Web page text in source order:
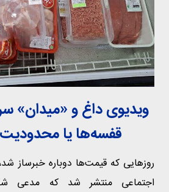
ویدیوی داغ و «میدان»
قفسه‌ها یا محدودیت
روزهایی که قیمت‌ها دوباره خبرساز
اجتماعی منتشر شد که مدعی